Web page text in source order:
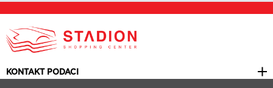
KONTAKT PODACI